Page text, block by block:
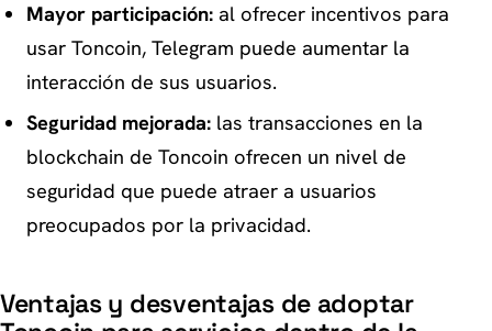
Mayor participación:al ofrecer incentivos para
usar Toncoin, Telegram puede aumentar la
interacción de sus usuarios.
Seguridad mejorada:las transacciones en la
blockchain de Toncoin ofrecen un nivel de
seguridad que puede atraer a usuarios
preocupados por la privacidad.
Ventajas y desventajas de adoptar